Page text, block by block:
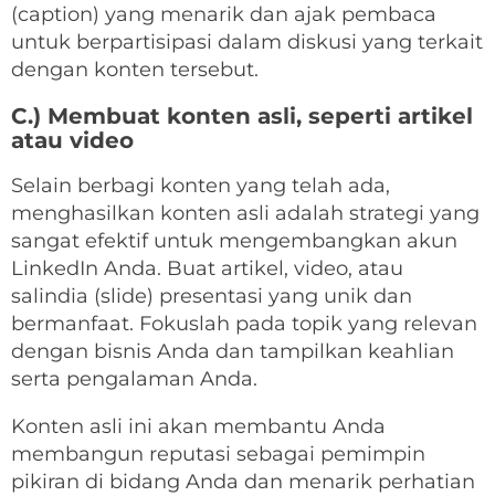
(caption) yang menarik dan ajak pembaca
untuk berpartisipasi dalam diskusi yang terkait
dengan konten tersebut.
C.) Membuat konten asli, seperti artikel
atau video
Selain berbagi konten yang telah ada,
menghasilkan konten asli adalah strategi yang
sangat efektif untuk mengembangkan akun
LinkedIn Anda. Buat artikel, video, atau
salindia (slide) presentasi yang unik dan
bermanfaat. Fokuslah pada topik yang relevan
dengan bisnis Anda dan tampilkan keahlian
serta pengalaman Anda.
Konten asli ini akan membantu Anda
membangun reputasi sebagai pemimpin
pikiran di bidang Anda dan menarik perhatian